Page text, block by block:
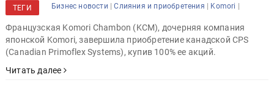
ТЕГИ Бизнес новости |Слияния и приобретения | Komori |
Французская Komori Chambon (KCM), дочерняя компания
японской Komori, завершила приобретение канадской CPS
(Canadian Primoflex Systems), купив 100% ее акций.
Читать далее